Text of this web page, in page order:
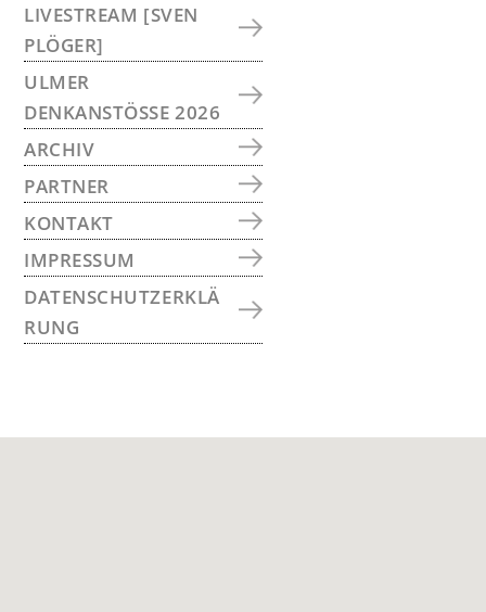
LIVESTREAM [SVEN
PLÖGER]
ULMER
DENKANSTÖSSE 2026
ARCHIV
PARTNER
KONTAKT
IMPRESSUM
DATENSCHUTZERKLÄ
RUNG